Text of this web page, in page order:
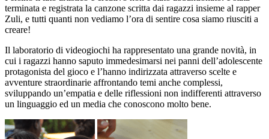
terminata e registrata la canzone scritta dai ragazzi insieme al rapper
Zuli, e tutti quanti non vediamo l’ora di sentire cosa siamo riusciti a
creare!
Il laboratorio di videogiochi ha rappresentato una grande novità, in
cui i ragazzi hanno saputo immedesimarsi nei panni dell’adolescente
protagonista del gioco e l’hanno indirizzata attraverso scelte e
avventure straordinarie affrontando temi anche complessi,
sviluppando un’empatia e delle riflessioni non indifferenti attraverso
un linguaggio ed un media che conoscono molto bene.